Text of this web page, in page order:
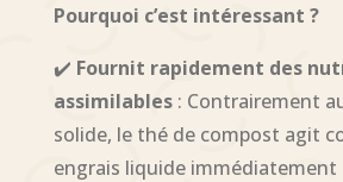
Pourquoi c’est intéressant ?
✔️ Fournit rapidement des
assimilables: Contrairement
solide, le thé de compost agit
engrais liquide immédiatement